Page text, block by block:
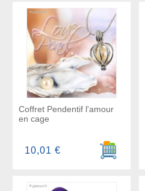
Coffret Pendentif l'amour
en cage
Ajouter
10,01 €